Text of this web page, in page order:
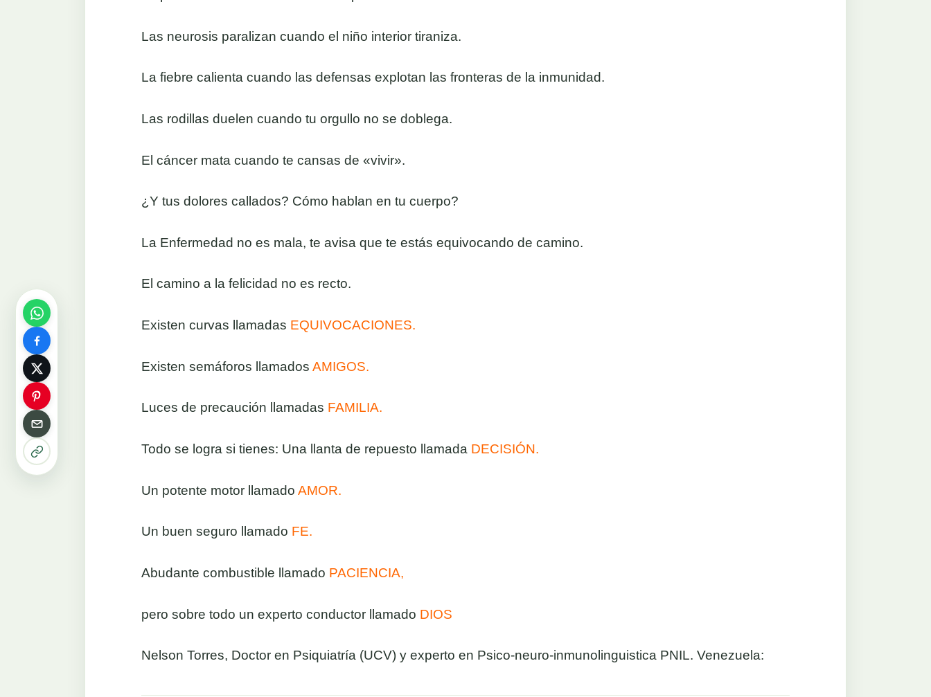
Las neurosis paralizan cuando el niño interior tiraniza.
La fiebre calienta cuando las defensas explotan las fronteras de la inmunidad.
Las rodillas duelen cuando tu orgullo no se doblega.
El cáncer mata cuando te cansas de «vivir».
¿Y tus dolores callados? Cómo hablan en tu cuerpo?
La Enfermedad no es mala, te avisa que te estás equivocando de camino.
El camino a la felicidad no es recto.
Existen curvas llamadas EQUIVOCACIONES.
Existen semáforos llamados AMIGOS.
Luces de precaución llamadas FAMILIA.
Todo se logra si tienes: Una llanta de repuesto llamada DECISIÓN.
Un potente motor llamado AMOR.
Un buen seguro llamado FE.
Abudante combustible llamado PACIENCIA,
pero sobre todo un experto conductor llamado DIOS
Nelson Torres, Doctor en Psiquiatría (UCV) y experto en Psico-neuro-inmunolinguistica PNIL. Venezuela: